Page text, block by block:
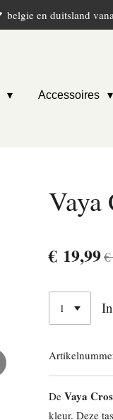
belgie en duitsland
Accessoires
Vaya
€ 19,99
De Vaya
kleur. Deze